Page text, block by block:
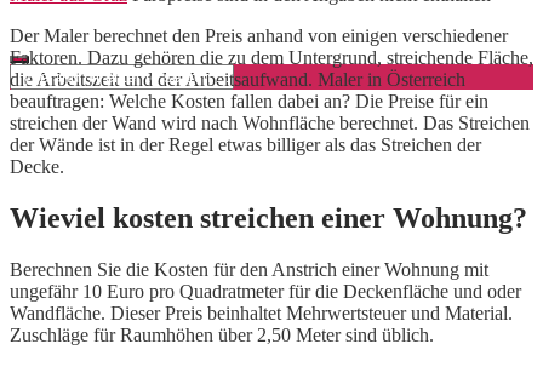
Der Maler berechnet den Preis anhand von einigen verschiedener
Faktoren. Dazu gehören die zu dem Untergrund, streichende Fläche,
die Arbeitszeit und der Arbeitsaufwand. Maler in Österreich
beauftragen: Welche Kosten fallen dabei an? Die Preise für ein
streichen der Wand wird nach Wohnfläche berechnet. Das Streichen
der Wände ist in der Regel etwas billiger als das Streichen der
Decke.
Wieviel kosten streichen einer Wohnung?
Berechnen Sie die Kosten für den Anstrich einer Wohnung mit
ungefähr 10 Euro pro Quadratmeter für die Deckenfläche und oder
Wandfläche. Dieser Preis beinhaltet Mehrwertsteuer und Material.
Zuschläge für Raumhöhen über 2,50 Meter sind üblich.